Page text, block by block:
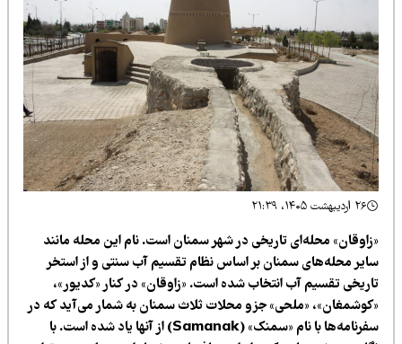
محله‌ای تاریخی در شهر سمنان است. نام این محله مانند
محله‌های سمنان بر اساس نظام تقسیم آب سنتی و از استخر
تقسیم آب انتخاب شده است. «زاوقان» در کنار «کدیور»،
«ملحی» جزو محلات ثلاث سمنان به شمار می‌آید که در
سفرنامه‌ها با نام «سمنک» (Samanak) از آنها یاد شده است. با